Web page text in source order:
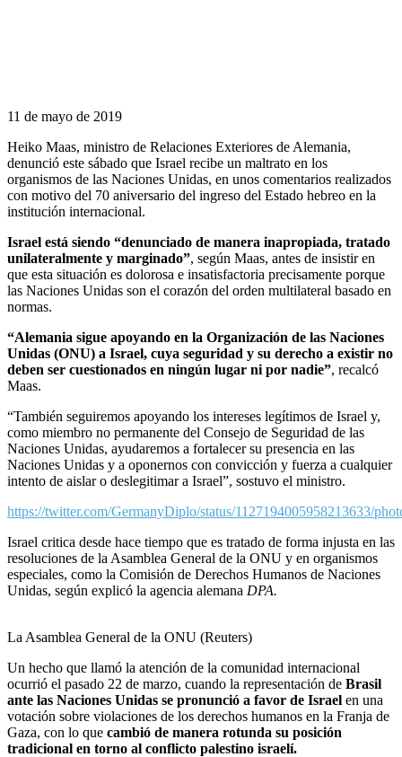
11 de mayo de 2019
Heiko Maas, ministro de Relaciones Exteriores de Alemania,
denunció este sábado que Israel recibe un maltrato en los
organismos de las Naciones Unidas, en unos comentarios realizados
con motivo del 70 aniversario del ingreso del Estado hebreo en la
institución internacional.
Israel está siendo “denunciado de manera inapropiada, tratado
unilateralmente y marginado”, según Maas, antes de insistir en
que esta situación es dolorosa e insatisfactoria precisamente porque
las Naciones Unidas son el corazón del orden multilateral basado en
normas.
“Alemania sigue apoyando en la Organización de las Naciones
Unidas (ONU) a Israel, cuya seguridad y su derecho a existir no
deben ser cuestionados en ningún lugar ni por nadie”, recalcó
Maas.
“También seguiremos apoyando los intereses legítimos de Israel y,
como miembro no permanente del Consejo de Seguridad de las
Naciones Unidas, ayudaremos a fortalecer su presencia en las
Naciones Unidas y a oponernos con convicción y fuerza a cualquier
intento de aislar o deslegitimar a Israel”, sostuvo el ministro.
https://twitter.com/GermanyDiplo/status/1127194005958213633/
Israel critica desde hace tiempo que es tratado de forma injusta en las
resoluciones de la Asamblea General de la ONU y en organismos
especiales, como la Comisión de Derechos Humanos de Naciones
Unidas, según explicó la agencia alemana DPA.
La Asamblea General de la ONU (Reuters)
Un hecho que llamó la atención de la comunidad internacional
ocurrió el pasado 22 de marzo, cuando la representación de Brasil
ante las Naciones Unidas se pronunció a favor de Israel en una
votación sobre violaciones de los derechos humanos en la Franja de
Gaza, con lo que cambió de manera rotunda su posición
tradicional en torno al conflicto palestino israelí.